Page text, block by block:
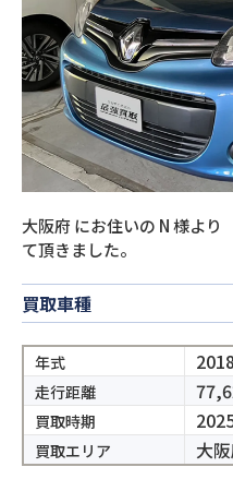
閉
大阪府 にお住いの N様より
て頂きました。
買取車種
年式
走行距離
買取時期
買取エリア 大